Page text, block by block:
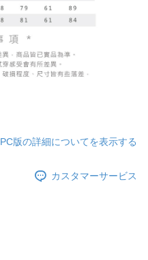
PC版の詳細についてを表示する
カスタマーサービス